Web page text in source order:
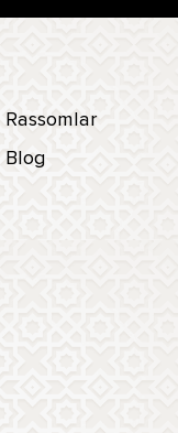
Rassomlar
Blog